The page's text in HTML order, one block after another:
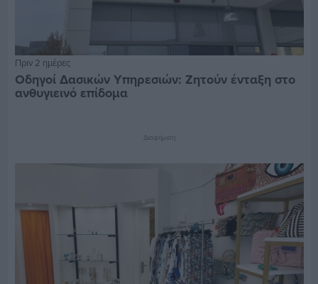
Πριν 2 ημέρες
Οδηγοί Δασικών Υπηρεσιών: Ζητούν ένταξη στο
ανθυγιεινό επίδομα
Διαφήμιση